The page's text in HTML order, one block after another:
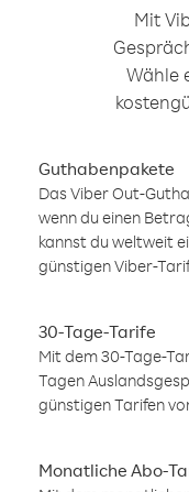
Mit
Wähle
Guthabenpakete
Das Viber Out-
wenn du einen
kannst du weltweit
günstigen Viber-
30-Tage-Tarife
Mit dem 30-Tage-
Tagen
günstigen Tarifen
Monatliche Abo-